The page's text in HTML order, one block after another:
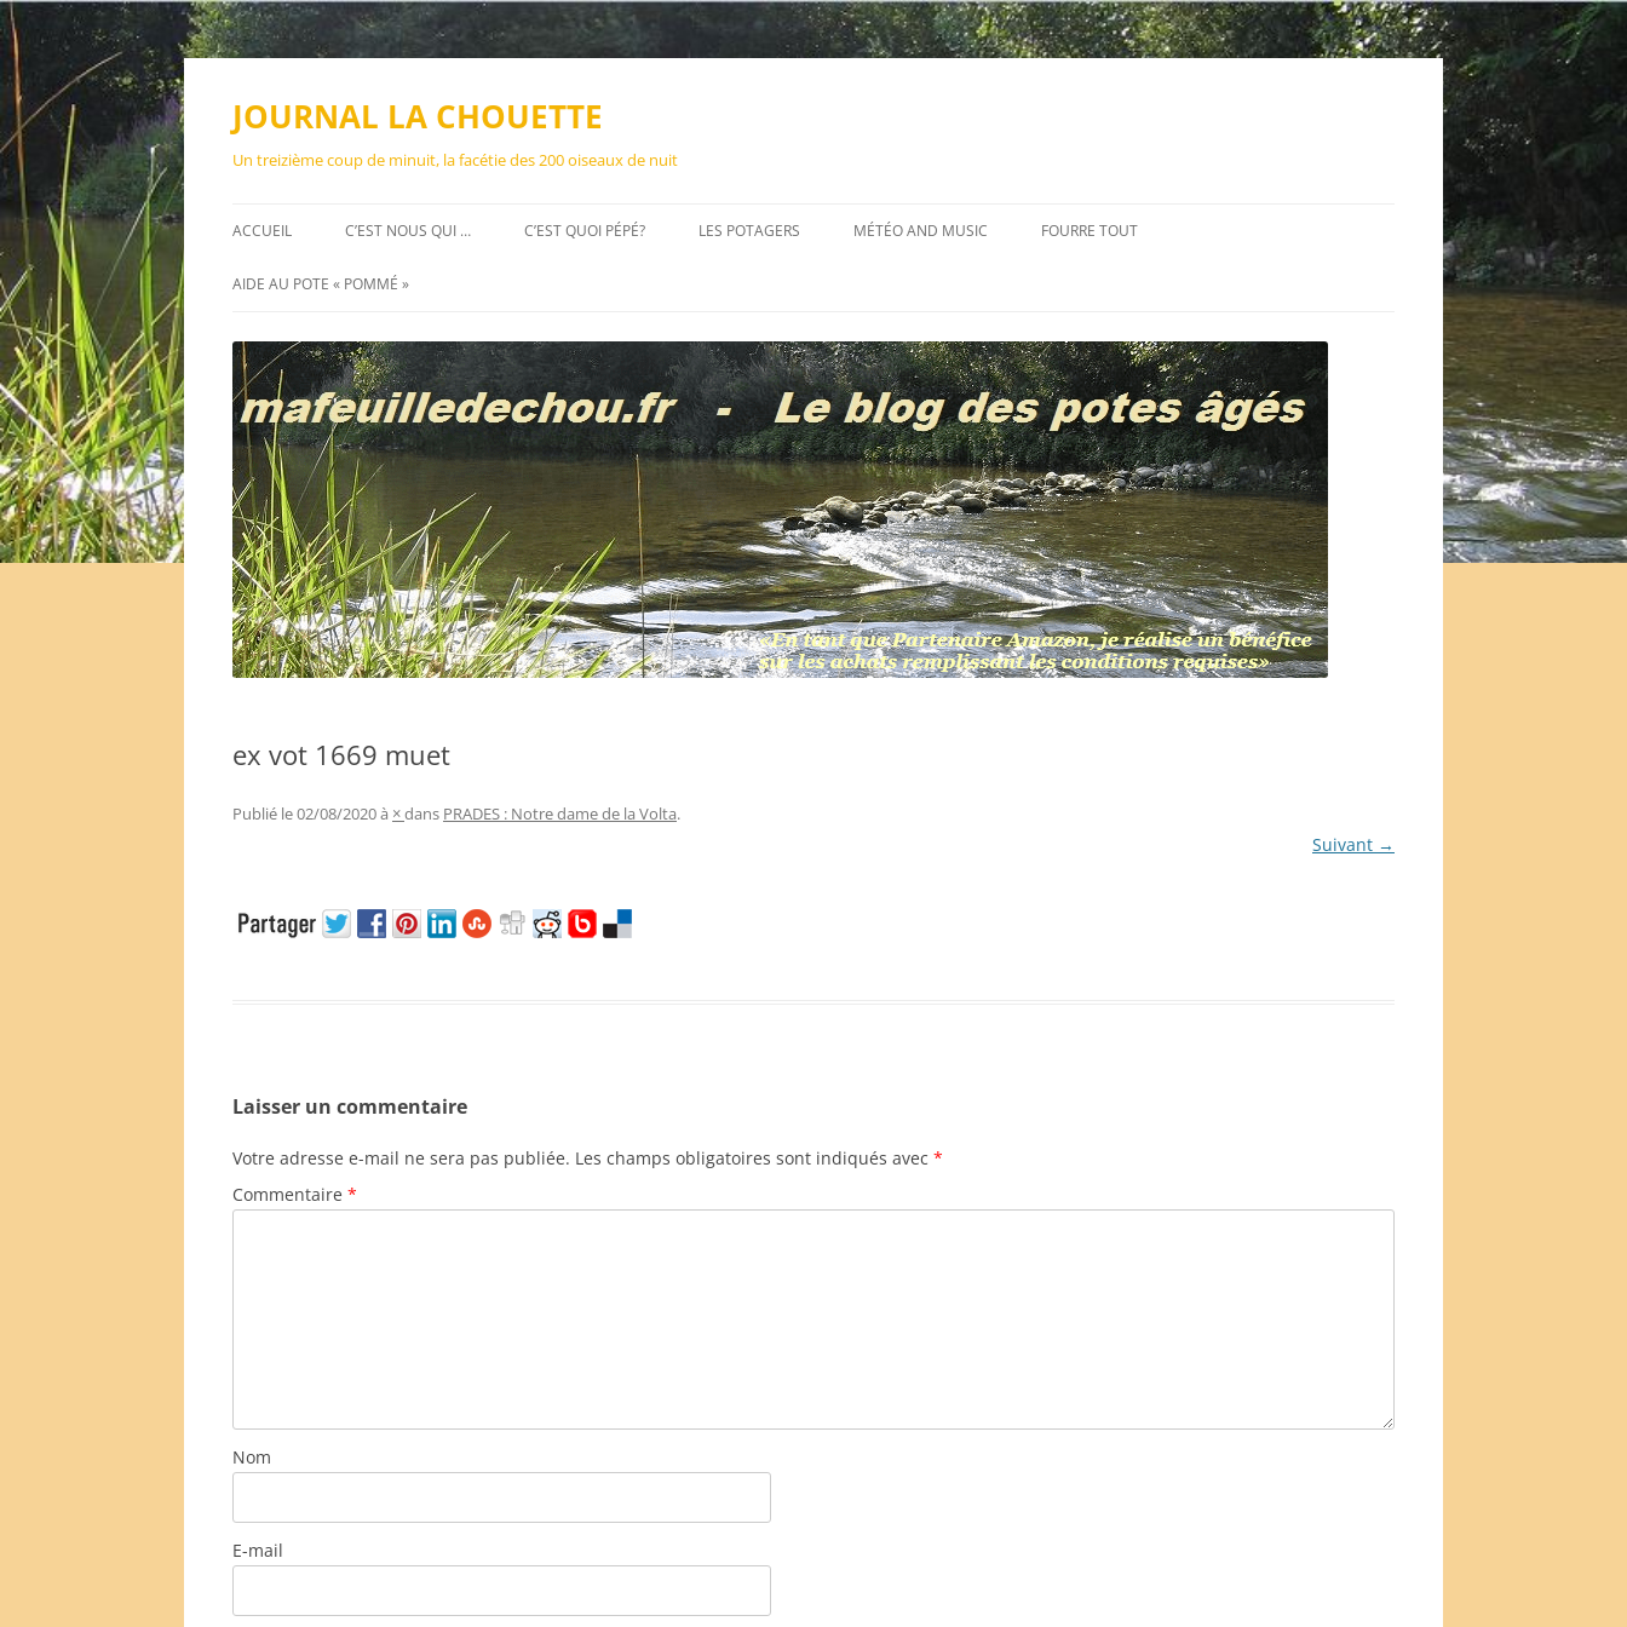
Aller
JOURNAL LA CHOUETTE
Un treizième coup de minuit, la facétie des 200 oiseaux de nuit
ACCUEIL C’EST NOUS QUI … C’EST QUOI PÉPÉ? LES POTAGERS MÉTÉO AND MUSIC FOURRE TOUT
AIDE AU POTE « POMMÉ »
ex vot 1669 muet
Publié le02/08/2020à ×dans PRADES : Notre dame de la Volta.
Suivant →
Laisser un commentaire
Votre adresse e-mail ne sera pas publiée. Les champs obligatoires sont indiqués avec *
Commentaire *
Nom
E-mail